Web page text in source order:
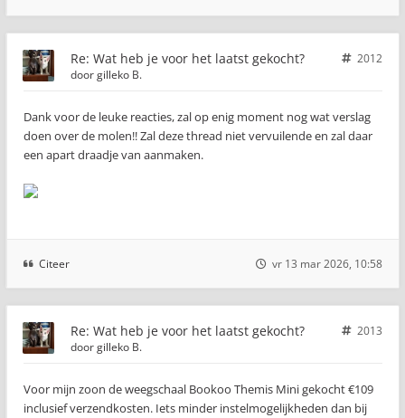
Re: Wat heb je voor het laatst gekocht?
2012
doorgilleko B.
Dank voor de leuke reacties, zal op enig moment nog wat verslag
doen over de molen!! Zal deze thread niet vervuilende en zal daar
een apart draadje van aanmaken.
Citeer vr 13 mar 2026, 10:58
Re: Wat heb je voor het laatst gekocht?
2013
doorgilleko B.
Voor mijn zoon de weegschaal Bookoo Themis Mini gekocht €109
inclusief verzendkosten. Iets minder instelmogelijkheden dan bij